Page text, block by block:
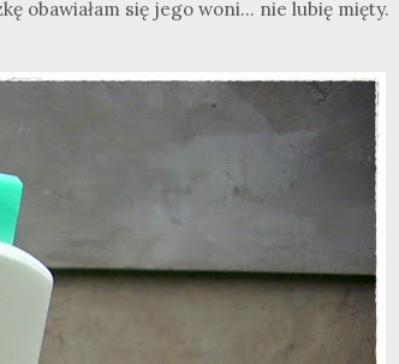
obawiałam się jego woni... nie lubię mięty.